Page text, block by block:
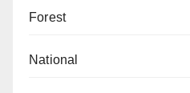
Forest
National